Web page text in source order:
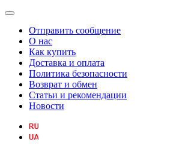
Отправить сообщение
О нас
Как купить
Доставка и оплата
Политика безопасности
Возврат и обмен
Статьи и рекомендации
Новости